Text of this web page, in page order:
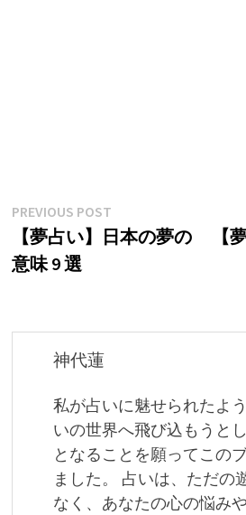
投
稿
ナ
PREVIOUS POSTPrevious
post:
【夢占い】日本の夢の
意味 9 選
【
神代蓮
私が占いに魅せられたよ
いの世界へ飛び込もうと
となることを願ってこの
ました。 占いは、ただの
なく、あなたの心の悩み